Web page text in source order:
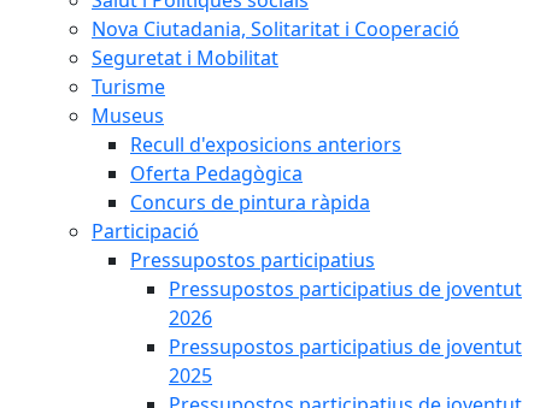
Nova Ciutadania, Solitaritat i Cooperació
Seguretat i Mobilitat
Turisme
Museus
Recull d'exposicions anteriors
Oferta Pedagògica
Concurs de pintura ràpida
Participació
Pressupostos participatius
Pressupostos participatius de joventut
2026
Pressupostos participatius de joventut
2025